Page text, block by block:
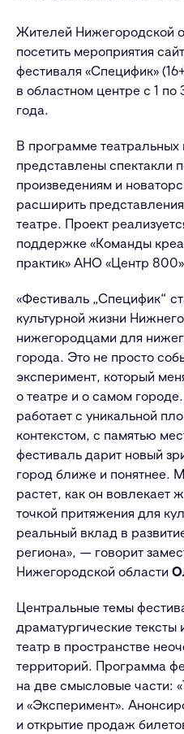
Жителей Нижегородской
посетить мероприятия
фестиваля «Специфик»
в областном центре с 1 по
года.
В программе театральных
представлены спектакли
произведениям и
расширить
театре. Проект
поддержке «Команды
практик» АНО «Центр
«Фестиваль „Специфик“
культурной жизни
нижегородцами для
города. Это не просто
эксперимент, который
о театре и о самом
работает с уникальной
контекстом, с памятью
фестиваль дарит новый
город ближе и понятнее.
растет, как он вовлекает
точкой притяжения для
реальный вклад в
региона», — говорит
Нижегородской области
Центральные темы
драматургические
театр в пространстве
территорий. Программа
на две смысловые части:
и «Эксперимент».
и открытие продаж